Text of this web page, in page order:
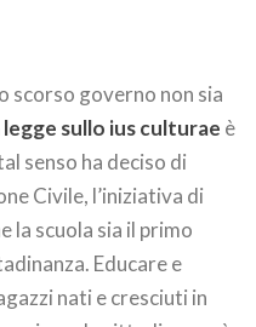
scorso governo non sia
legge sullo ius culturae è
senso ha deciso di
Civile, l’iniziativa di
la scuola sia il primo
Educare e
nati e cresciuti in